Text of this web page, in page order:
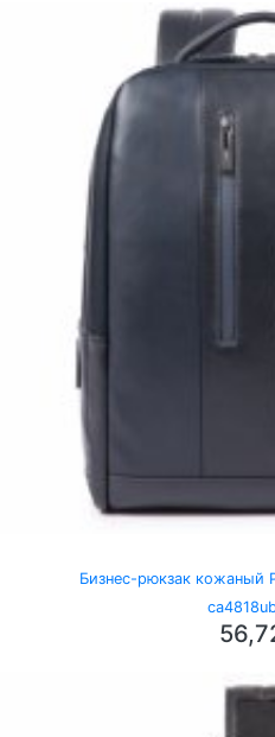
Бизнес-рюкзак кожаный